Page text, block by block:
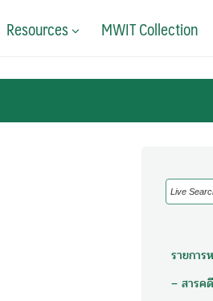
Resources MWIT Collection
Search
for:
รายกา
– สารคดี